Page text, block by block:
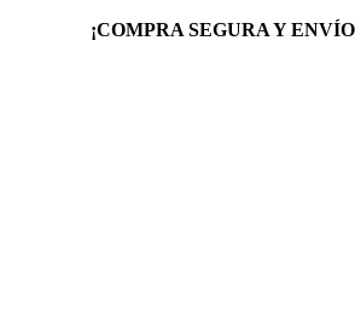
¡COMPRA SEGURA Y